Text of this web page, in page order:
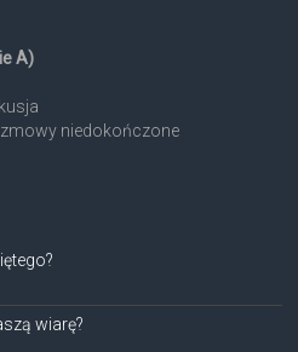
A)
niedokończone
wiarę?